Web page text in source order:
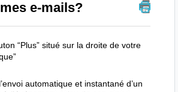
e-mails?
“Plus” situé sur la droite de votre
automatique et instantané d’un